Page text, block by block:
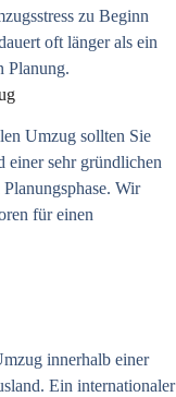
zu Beginn
oft länger als ein
Planung.
Umzug sollten Sie
einer sehr gründlichen
Wir
für einen
innerhalb einer
Ein internationaler